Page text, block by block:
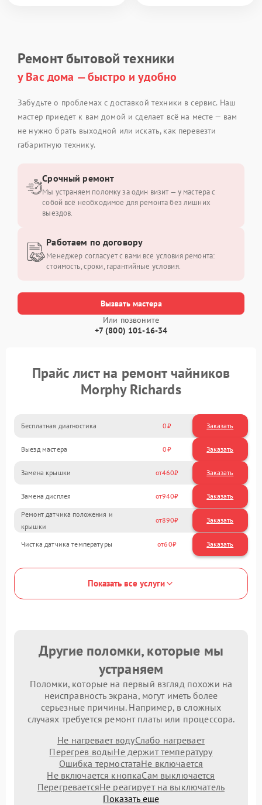
Ремонт бытовой техники
у Вас дома — быстро и удобно
Забудьте о проблемах с доставкой техники в сервис. Наш
мастер приедет к вам домой и сделает всё на месте — вам
не нужно брать выходной или искать, как перевезти
габаритную технику.
Вызвать мастера
Или позвоните
+7 (800) 101-16-34
Срочный ремонт
Мы устраняем поломку за один визит — у мастера с
собой всё необходимое для ремонта без лишних
выездов.
Работаем по договору
Менеджер согласует с вами все условия ремонта:
стоимость, сроки, гарантийные условия.
Прайс лист на ремонт чайников
Morphy Richards
Бесплатная диагностика 0 Заказать
Выезд мастера 0 Заказать
Замена крышки 460
Замена дисплея 940
Ремонт датчика положения и
крышки
890
Чистка датчика температуры 60
Показать все услуги
Другие поломки, которые мы
устраняем
Поломки, которые на первый взгляд похожи на
неисправность экрана, могут иметь более
серьезные причины. Например, в сложных
случаях требуется ремонт платы или процессора.
Не нагревает водуСлабо нагревает
Перегрев водыНе держит температуру
Ошибка термостатаНе включается
Не включается кнопкаСам выключается
ПерегреваетсяНе реагирует на выключатель
Показать еще